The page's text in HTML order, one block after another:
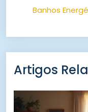
Banhos
Artigos